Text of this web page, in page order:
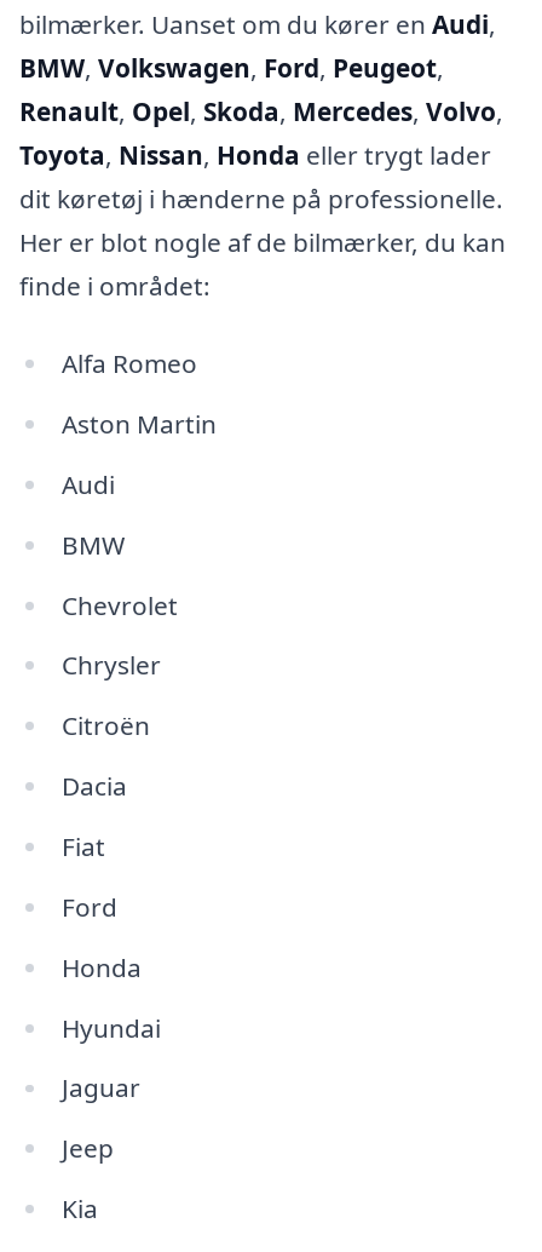
bilmærker. Uanset om du kører en Audi,
BMW, Volkswagen, Ford, Peugeot,
Renault, Opel, Skoda, Mercedes, Volvo,
Toyota, Nissan, Honda eller trygt lader
dit køretøj i hænderne på professionelle.
Her er blot nogle af de bilmærker, du kan
finde i området:
Alfa Romeo
Aston Martin
Audi
BMW
Chevrolet
Chrysler
Citroën
Dacia
Fiat
Ford
Honda
Hyundai
Jaguar
Jeep
Kia